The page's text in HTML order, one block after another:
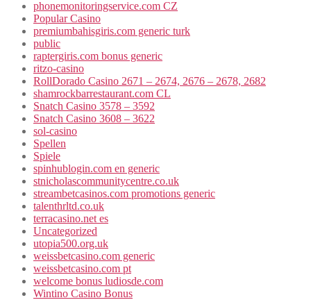
phonemonitoringservice.com CZ
Popular Casino
premiumbahisgiris.com generic turk
public
raptergiris.com bonus generic
ritzo-casino
RollDorado Casino 2671 – 2674, 2676 – 2678, 2682
shamrockbarrestaurant.com CL
Snatch Casino 3578 – 3592
Snatch Casino 3608 – 3622
sol-casino
Spellen
Spiele
spinhublogin.com en generic
stnicholascommunitycentre.co.uk
streambetcasinos.com promotions generic
talenthrltd.co.uk
terracasino.net es
Uncategorized
utopia500.org.uk
weissbetcasino.com generic
weissbetcasino.com pt
welcome bonus ludiosde.com
Wintino Casino Bonus